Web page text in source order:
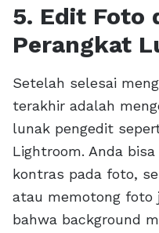
5. Edit Foto
Perangkat
Setelah selesai
terakhir adalah
lunak pengedit
Lightroom. Anda
kontras pada foto,
atau memotong foto
bahwa background